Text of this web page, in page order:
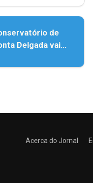
de
Delgada vai
Acerca do Jornal